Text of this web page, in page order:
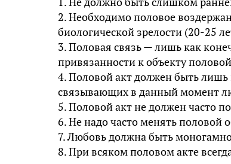
2. Необходимо половое
биологической зрелости (20-25
3. Половая связь — лишь как
привязанности к объекту
4. Половой акт должен быть
связывающих в данный момент
5. Половой акт не должен часто
6. Не надо часто менять половой
7. Любовь должна быть
8. При всяком половом акте